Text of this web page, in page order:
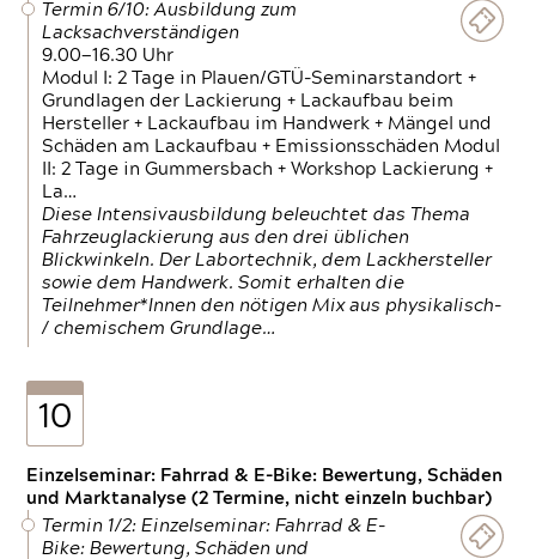
Termin 6/10: Ausbildung zum
Lacksachverständigen
9.00—16.30 Uhr
Modul I: 2 Tage in Plauen/GTÜ-Seminarstandort +
Grundlagen der Lackierung + Lackaufbau beim
Hersteller + Lackaufbau im Handwerk + Mängel und
Schäden am Lackaufbau + Emissionsschäden Modul
II: 2 Tage in Gummersbach + Workshop Lackierung +
La…
Diese Intensivausbildung beleuchtet das Thema
Fahrzeuglackierung aus den drei üblichen
Blickwinkeln. Der Labortechnik, dem Lackhersteller
sowie dem Handwerk. Somit erhalten die
Teilnehmer*Innen den nötigen Mix aus physikalisch-
/ chemischem Grundlage…
10
Einzelseminar: Fahrrad & E-Bike: Bewertung, Schäden
und Marktanalyse (2 Termine, nicht einzeln buchbar)
Termin 1/2: Einzelseminar: Fahrrad & E-
Bike: Bewertung, Schäden und